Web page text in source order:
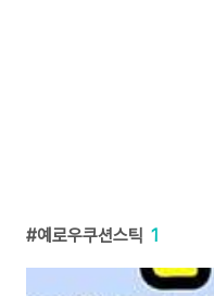
예로우쿠션스틱 1